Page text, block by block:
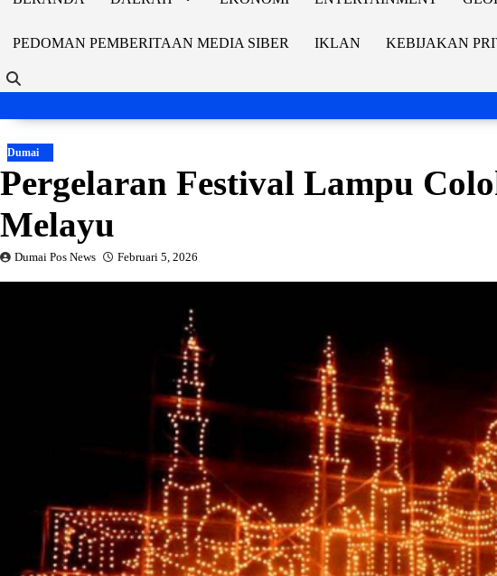
PEDOMAN PEMBERITAAN MEDIA SIBER IKLAN KEBIJAKAN
Dumai
Pergelaran Festival Lampu
Melayu
Dumai Pos News Februari 5, 2026